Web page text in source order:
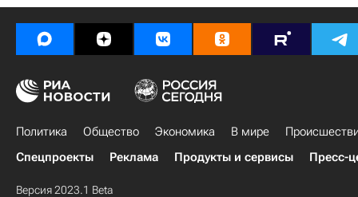
Политика Общество Экономика В мире
Спецпроекты
Реклама Продукты и сервисы Пресс-
Версия 2023.1 Beta